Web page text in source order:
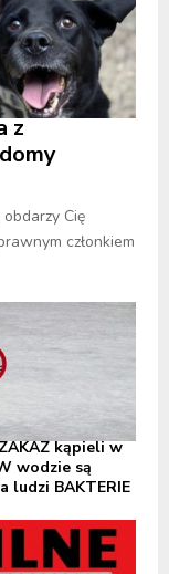
z
Cię
członkiem
kąpieli w
wodzie są
ludzi BAKTERIE